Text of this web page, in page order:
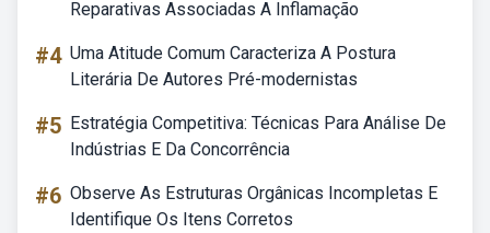
Reparativas Associadas A Inflamação
#4 Uma Atitude Comum Caracteriza A Postura
Literária De Autores Pré-modernistas
#5 Estratégia Competitiva: Técnicas Para Análise De
Indústrias E Da Concorrência
#6 Observe As Estruturas Orgânicas Incompletas E
Identifique Os Itens Corretos